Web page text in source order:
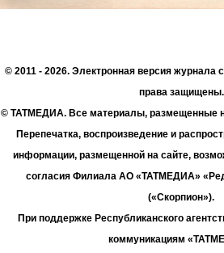
© 2011 - 2026. Электронная версия журнала
права защищены.
© ТАТМЕДИА. Все материалы, размещенные
Перепечатка, воспроизведение и
информации, размещенной на сайте,
согласия Филиала АО «ТАТМЕДИА»
(«Скорпион»).
При поддержке Республиканского
коммуникациям